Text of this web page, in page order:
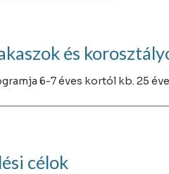
és
6-7 éves kortól kb. 25
célok